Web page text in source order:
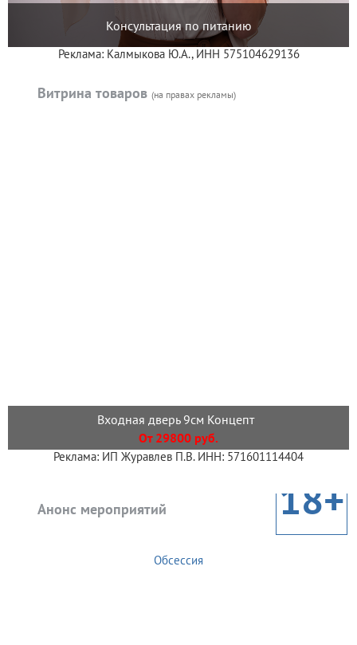
Консультация по питанию
Реклама: Калмыкова Ю.А., ИНН 575104629136
Витрина товаров (на правах рекламы)
Входная дверь 9см Концепт
От 29800 руб.
Реклама: ИП Журавлев П.В. ИНН: 571601114404
Анонс мероприятий 18+
Обсессия